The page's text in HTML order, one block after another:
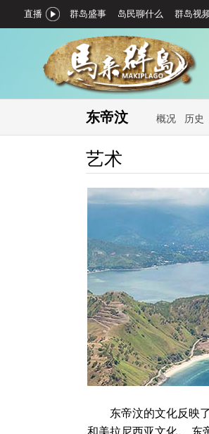
直播 群岛盛事 岛民聊什么 群岛视
东帝汶 概况 历史
艺术
东帝汶的文化反映了
和美拉尼西亚文化。 东